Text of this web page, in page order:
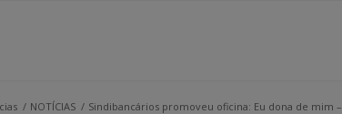
/ NOTÍCIAS / Sindibancários promoveu oficina: Eu dona de mim